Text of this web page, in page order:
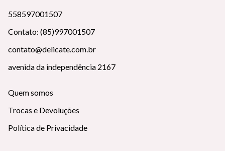
558597001507
Contato: (85)997001507
contato@delicate.com.br
avenida da independência 2167
Quem somos
Trocas e Devoluções
Política de Privacidade